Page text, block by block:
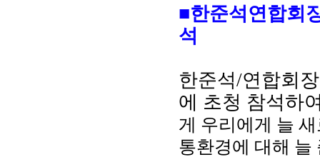
■한준석연합회
석
한준석/연합회
에 초청 참석하
게 우리에게 늘
통환경에 대해